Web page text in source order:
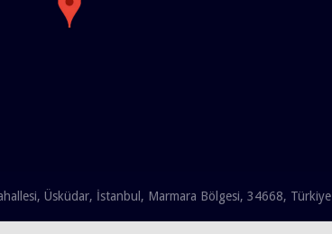
Üsküdar, İstanbul, Marmara Bölgesi, 34668, Türkiye